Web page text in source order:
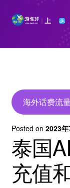
Skip
Skip
首页
公司介绍
海外话费流
Posted on 2023
泰国
充值